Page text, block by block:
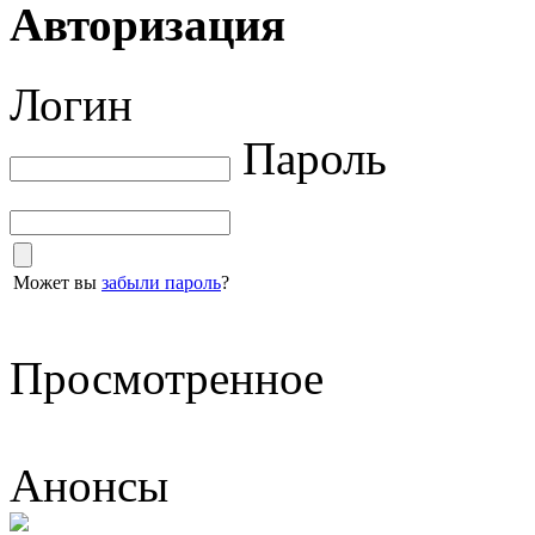
Авторизация
Логин
Пароль
Может вы забыли пароль?
Просмотренное
Анонсы